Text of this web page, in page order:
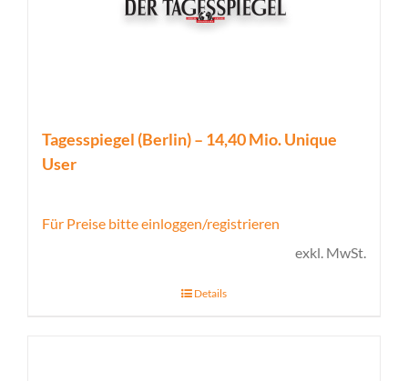
Tagesspiegel (Berlin) – 14,40 Mio. Unique
User
Für Preise bitte einloggen/registrieren
exkl. MwSt.
Details